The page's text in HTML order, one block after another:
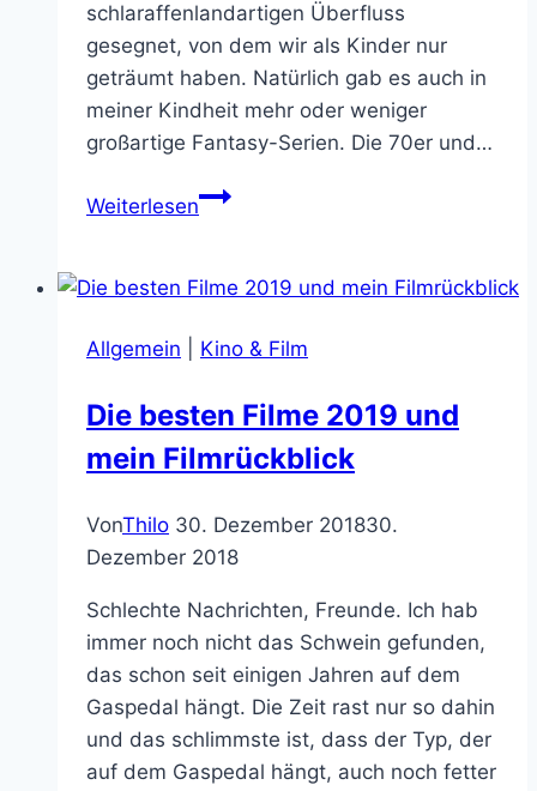
schlaraffenlandartigen Überfluss
gesegnet, von dem wir als Kinder nur
geträumt haben. Natürlich gab es auch in
meiner Kindheit mehr oder weniger
großartige Fantasy-Serien. Die 70er und…
WeiterlesenDie
Fantasy
Serien
Zeiten
Allgemein Kino & Film
Die besten Filme 2019 und
mein Filmrückblick
VonThilo 30. Dezember 201830.
Dezember 2018
Schlechte Nachrichten, Freunde. Ich hab
immer noch nicht das Schwein gefunden,
das schon seit einigen Jahren auf dem
Gaspedal hängt. Die Zeit rast nur so dahin
und das schlimmste ist, dass der Typ, der
auf dem Gaspedal hängt, auch noch fetter